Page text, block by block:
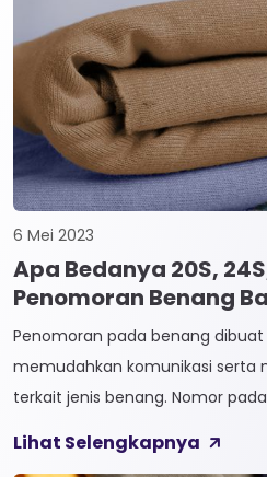
6 Mei 2023
Apa Bedanya 20S,
Penomoran Benang
Penomoran pada benang
memudahkan komunikasi serta
terkait jenis benang. Nomor
penomoran sendiri terbagi
Lihat Selengkapnya